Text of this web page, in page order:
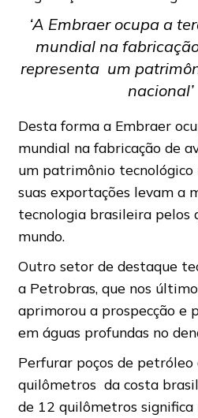
‘A Embraer ocupa a
mundial na
representa um
nacional’
Desta forma a Embraer
mundial na fabricação de
um patrimônio tecnológico
suas exportações levam a
tecnologia brasileira pelos
mundo.
Outro setor de destaque
a Petrobras, que nos
aprimorou a prospecção e
em águas profundas no
Perfurar poços de petróleo
quilômetros da costa
de 12 quilômetros significa